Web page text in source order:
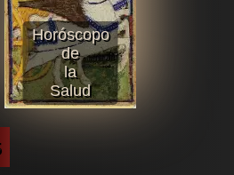
Horóscopo
de
la
Salud